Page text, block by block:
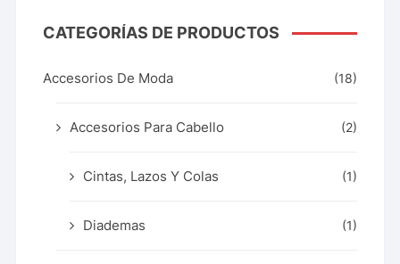
CATEGORÍAS DE PRODUCTOS
Accesorios De Moda (18)
Accesorios Para Cabello (2)
Cintas, Lazos Y Colas (1)
Diademas (1)